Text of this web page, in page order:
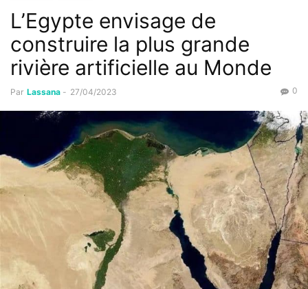
L’Egypte envisage de
construire la plus grande
rivière artificielle au Monde
Par Lassana - 27/04/2023 0